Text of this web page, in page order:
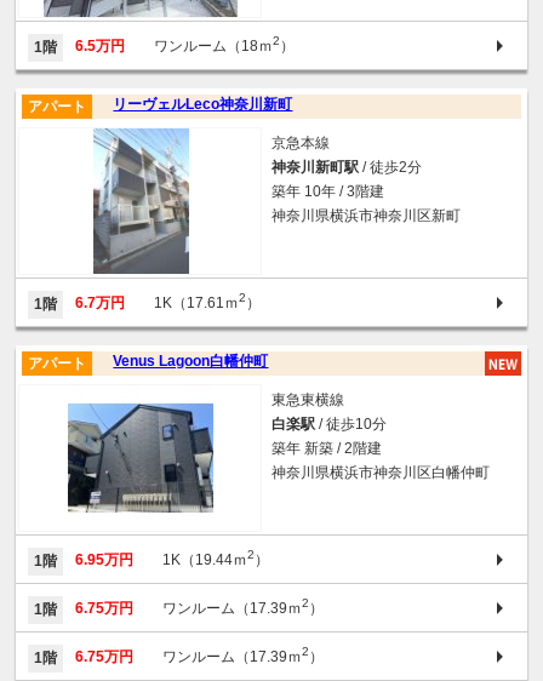
1階 6.5万円 ワンルーム（18ｍ2 ）
リーヴェルLeco神奈川新町
アパート
京急本線
神奈川新町駅 / 徒歩2分
築年 10年 / 3階建
神奈川県横浜市神奈川区新町
1階 6.7万円 1K（17.61ｍ2 ）
Venus Lagoon白幡仲町
アパート
東急東横線
白楽駅 / 徒歩10分
築年 新築 / 2階建
神奈川県横浜市神奈川区白幡仲町
1階 6.95万円 1K（19.44ｍ2 ）
1階 6.75万円 ワンルーム（17.39ｍ2 ）
1階 6.75万円 ワンルーム（17.39ｍ2 ）